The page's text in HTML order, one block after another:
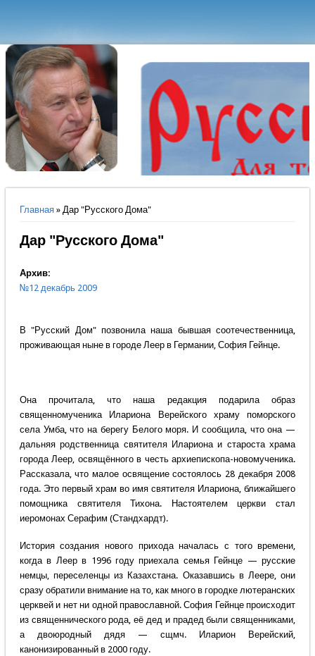
Вы здесь
Главная» Дар "Русского Дома"
Дар "Русского Дома"
Архив:
№12 декабрь 2009
В "Русский Дом" позвонила наша бывшая соотечественница,
проживающая ныне в городе Леер в Германии, София Гейнце.
Она прочитала, что наша редакция подарила образ
священномученика
Илариона Верейского храму поморского
села Умба, что на берегу Белого моря. И сообщила, что она —
дальняя родственница святителя Илариона и староста храма
города Леер, освящённого в честь архиепископа-новомученика.
Рассказала, что малое освящение состоялось 28 декабря 2008
года. Это первый храм во имя святителя Илариона, ближайшего
помощника святителя Тихона. Настоятелем церкви стал
иеромонах Серафим (Стандхардт).
История создания нового прихода началась с того времени,
когда в Леер в 1996 году приехала семья Гейнце — русские
немцы, переселенцы из Казахстана. Оказавшись в Леере, они
сразу обратили внимание на то, как много в городке лютеранских
церквей и нет ни одной православной. София Гейнце происходит
из священнического рода, её дед и прадед были священниками,
а двоюродный дядя — сщмч. Иларион Верейский,
канонизированный в 2000 году.